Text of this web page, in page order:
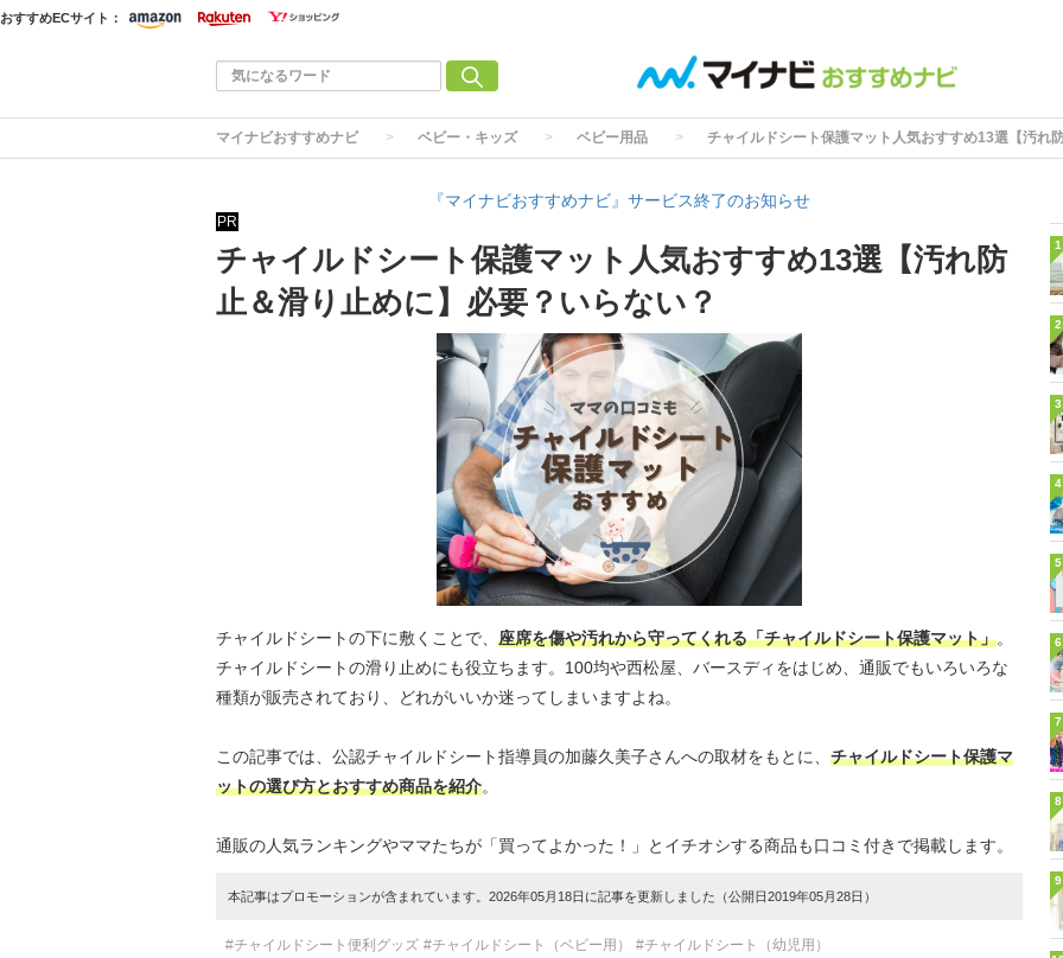
おすすめECサイト：
マイナビおすすめナビ ベビー・キッズ ベビー用品 チャイルドシート保護マット人気おすすめ13選【汚れ
『マイナビおすすめナビ』サービス終了のお知らせ
PR
チャイルドシート保護マット人気おすすめ13選【汚れ防
止＆滑り止めに】必要？いらない？
チャイルドシートの下に敷くことで、 座席を傷や汚れから守ってくれる「チャイルドシート保護マット」。
チャイルドシートの滑り止めにも役立ちます。100均や西松屋、バースディをはじめ、通販でもいろいろな
種類が販売されており、どれがいいか迷ってしまいますよね。
この記事では、公認チャイルドシート指導員の加藤久美子さんへの取材をもとに、 チャイルドシート保護マ
ットの選び方とおすすめ商品を紹介。
通販の人気ランキングやママたちが「買ってよかった！」とイチオシする商品も口コミ付きで掲載します。
本記事はプロモーションが含まれています。2026年05月18日に記事を更新しました（公開日2019年05月28日）
#チャイルドシート便利グッズ #チャイルドシート（ベビー用） #チャイルドシート（幼児用）
1
2
3
4
5
6
7
8
9